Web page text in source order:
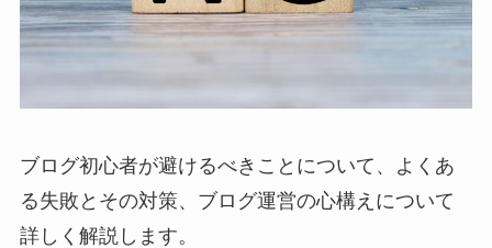
ブログ初心者が避けるべきことについて、よくあ
る失敗とその対策、ブログ運営の心構えについて
詳しく解説します。